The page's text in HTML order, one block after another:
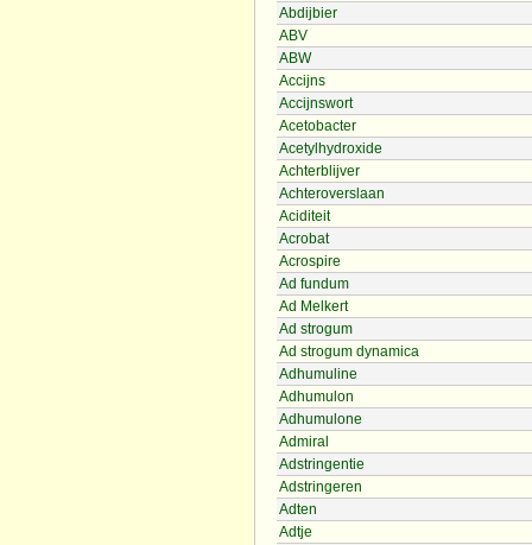
Abdijbier
ABV
ABW
Accijns
Accijnswort
Acetobacter
Acetylhydroxide
Achterblijver
Achteroverslaan
Aciditeit
Acrobat
Acrospire
Ad fundum
Ad Melkert
Ad strogum
Ad strogum dynamica
Adhumuline
Adhumulon
Adhumulone
Admiral
Adstringentie
Adstringeren
Adten
Adtje